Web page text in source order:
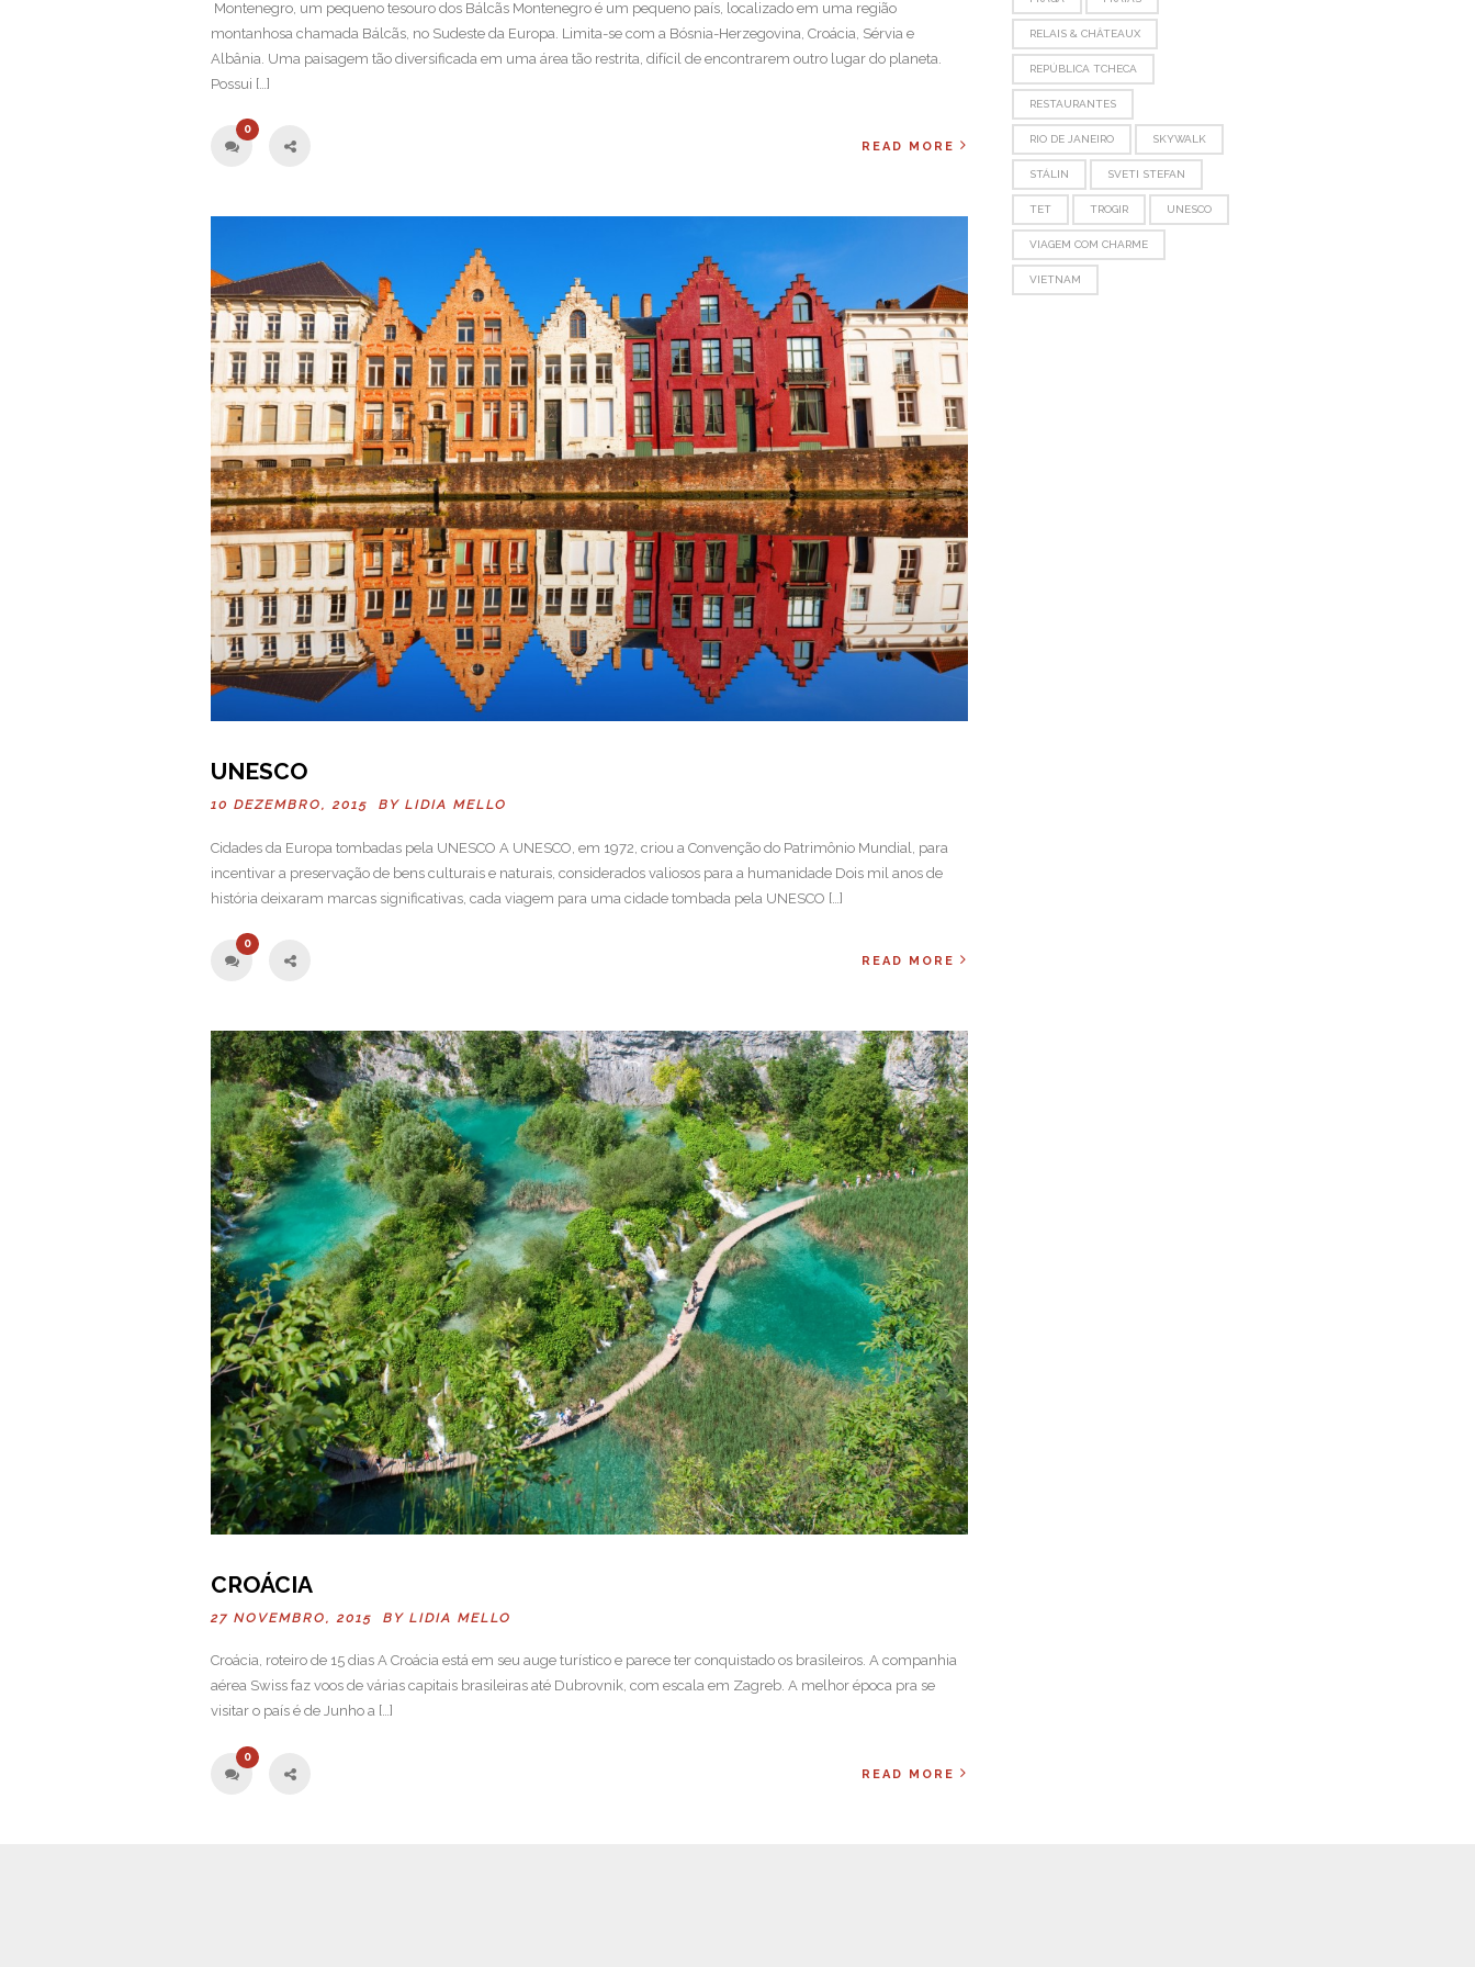
Montenegro, um pequeno tesouro dos Bálcãs Montenegro é um pequeno país, localizado em uma região
montanhosa chamada Bálcãs, no Sudeste da Europa. Limita-se com a Bósnia-Herzegovina, Croácia, Sérvia e
Albânia. Uma paisagem tão diversificada em uma área tão restrita, difícil de encontrarem outro lugar do planeta.
Possui […]
0
READ MORE
UNESCO
10 DEZEMBRO, 2015 BY LIDIA MELLO
Cidades da Europa tombadas pela UNESCO A UNESCO, em 1972, criou a Convenção do Patrimônio Mundial, para
incentivar a preservação de bens culturais e naturais, considerados valiosos para a humanidade Dois mil anos de
história deixaram marcas significativas, cada viagem para uma cidade tombada pela UNESCO […]
0
READ MORE
CROÁCIA
27 NOVEMBRO, 2015 BY LIDIA MELLO
Croácia, roteiro de 15 dias A Croácia está em seu auge turístico e parece ter conquistado os brasileiros. A companhia
aérea Swiss faz voos de várias capitais brasileiras até Dubrovnik, com escala em Zagreb. A melhor época pra se
visitar o país é de Junho a […]
0
READ MORE
RELAIS & CHÂTEAUX
REPÚBLICA TCHECA
RESTAURANTES
RIO DE JANEIRO SKYWALK
STÁLIN SVETI STEFAN
TET TROGIR UNESCO
VIAGEM COM CHARME
VIETNAM